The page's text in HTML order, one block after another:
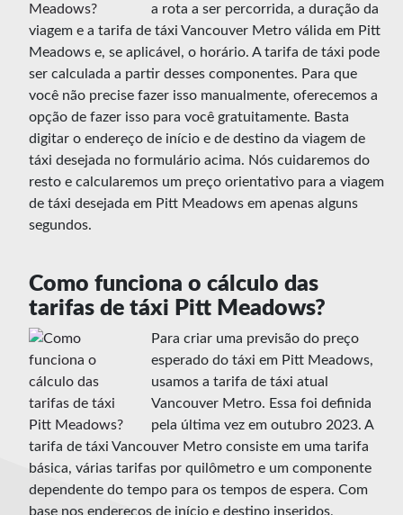
a rota a ser percorrida, a duração da
viagem e a tarifa de táxi Vancouver Metro válida em Pitt
Meadows e, se aplicável, o horário. A tarifa de táxi pode
ser calculada a partir desses componentes. Para que
você não precise fazer isso manualmente, oferecemos a
opção de fazer isso para você gratuitamente. Basta
digitar o endereço de início e de destino da viagem de
táxi desejada no formulário acima. Nós cuidaremos do
resto e calcularemos um preço orientativo para a viagem
de táxi desejada em Pitt Meadows em apenas alguns
segundos.
Como funciona o cálculo das
tarifas de táxi Pitt Meadows?
Para criar uma previsão do preço
esperado do táxi em Pitt Meadows,
usamos a tarifa de táxi atual
Vancouver Metro. Essa foi definida
pela última vez em outubro 2023. A
tarifa de táxi Vancouver Metro consiste em uma tarifa
básica, várias tarifas por quilômetro e um componente
dependente do tempo para os tempos de espera. Com
base nos endereços de início e destino inseridos,